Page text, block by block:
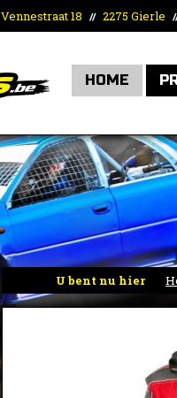
Vennestraat 18 // 2275 Gierle
HOME
U bent nu hier